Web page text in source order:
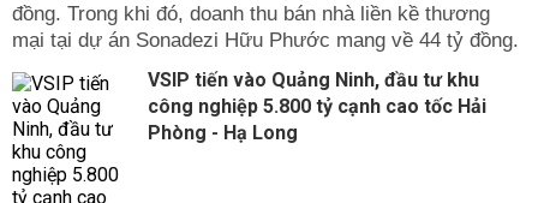
đồng. Trong khi đó, doanh thu bán nhà liền kề thương
mại tại dự án Sonadezi Hữu Phước mang về 44 tỷ đồng.
VSIP tiến vào Quảng Ninh, đầu tư khu
công nghiệp 5.800 tỷ cạnh cao tốc Hải
Phòng - Hạ Long